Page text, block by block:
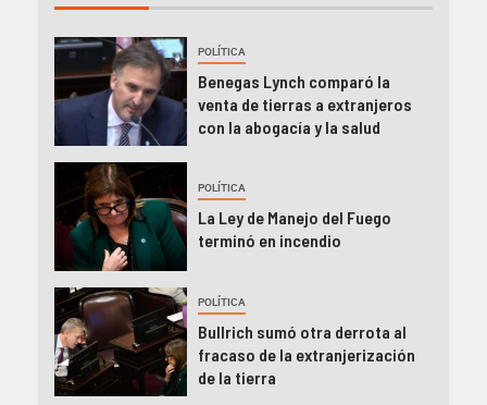
POLÍTICA
Benegas Lynch comparó la
venta de tierras a extranjeros
con la abogacía y la salud
POLÍTICA
La Ley de Manejo del Fuego
terminó en incendio
POLÍTICA
Bullrich sumó otra derrota al
fracaso de la extranjerización
de la tierra